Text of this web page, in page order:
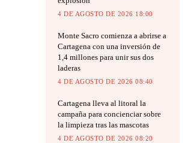
4 DE AGOSTO DE 2026 18:00
Monte Sacro comienza a abrirse a
Cartagena con una inversión de
1,4 millones para unir sus dos
laderas
4 DE AGOSTO DE 2026 08:40
Cartagena lleva al litoral la
campaña para concienciar sobre
la limpieza tras las mascotas
4 DE AGOSTO DE 2026 08:20